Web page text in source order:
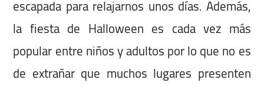
escapada para relajarnos unos días. Además,
la fiesta de Halloween es cada vez más
popular entre niños y adultos por lo que no es
de extrañar que muchos lugares presenten